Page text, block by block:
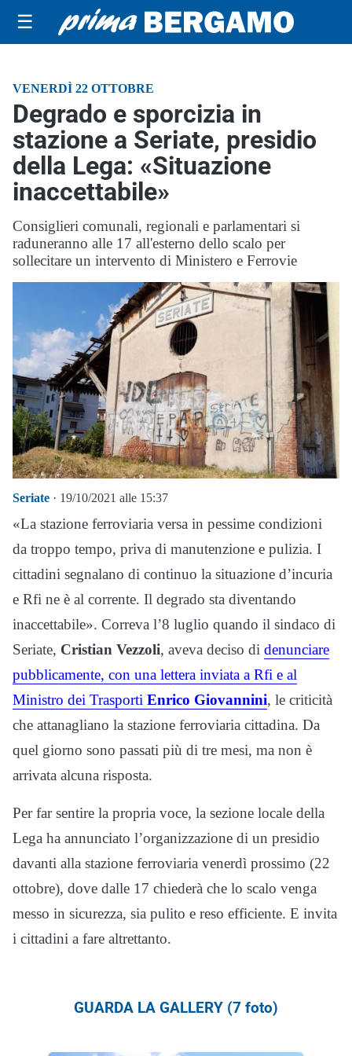
☰
VENERDÌ 22 OTTOBRE
Degrado e sporcizia in
stazione a Seriate, presidio
della Lega: «Situazione
inaccettabile»
Consiglieri comunali, regionali e parlamentari si
raduneranno alle 17 all'esterno dello scalo per
sollecitare un intervento di Ministero e Ferrovie
Seriate · 19/10/2021 alle 15:37
«La stazione ferroviaria versa in pessime condizioni
da troppo tempo, priva di manutenzione e pulizia. I
cittadini segnalano di continuo la situazione d’incuria
e Rfi ne è al corrente. Il degrado sta diventando
inaccettabile». Correva l’8 luglio quando il sindaco di
Seriate, Cristian Vezzoli, aveva deciso di denunciare
pubblicamente, con una lettera inviata a Rfi e al
Ministro dei Trasporti Enrico Giovannini, le criticità
che attanagliano la stazione ferroviaria cittadina. Da
quel giorno sono passati più di tre mesi, ma non è
arrivata alcuna risposta.
Per far sentire la propria voce, la sezione locale della
Lega ha annunciato l’organizzazione di un presidio
davanti alla stazione ferroviaria venerdì prossimo (22
ottobre), dove dalle 17 chiederà che lo scalo venga
messo in sicurezza, sia pulito e reso efficiente. E invita
i cittadini a fare altrettanto.
GUARDA LA GALLERY (7 foto)